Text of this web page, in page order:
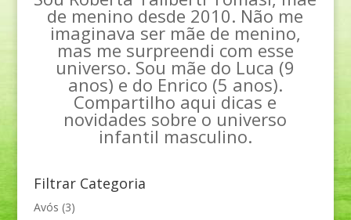
de menino desde 2010. Não me
imaginava ser mãe de menino,
mas me surpreendi com esse
universo. Sou mãe do Luca (9
anos) e do Enrico (5 anos).
Compartilho aqui dicas e
novidades sobre o universo
infantil masculino.
Filtrar Categoria
Avós (3)